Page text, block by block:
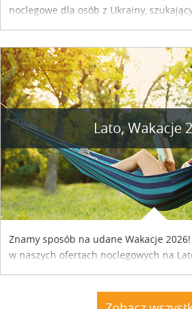
noclegowe dla osób z Ukrainy,
Lato, Wakacje
Znamy sposób na udane Wakacje
w naszych ofertach noclegowych na